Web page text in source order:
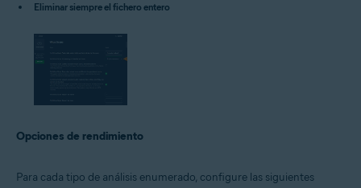
Eliminar siempre el fichero entero
Opciones de rendimiento
Para cada tipo de análisis enumerado, configure las siguientes